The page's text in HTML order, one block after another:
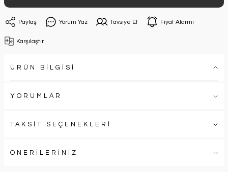
Paylaş Yorum Yaz Tavsiye Et Fiyat Alarmı
Karşılaştır
ÜRÜN BİLGİSİ
YORUMLAR
TAKSİT SEÇENEKLERİ
ÖNERİLERİNİZ